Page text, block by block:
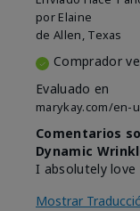
por Elaine
de Allen, Texas
Comprador
Evaluado en
marykay.com/en-
Comentarios
Dynamic
I absolutely
Mostrar